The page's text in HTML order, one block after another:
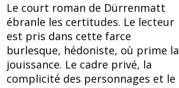
Le court roman de Dürrenmatt
ébranle les certitudes. Le lecteur
est pris dans cette farce
burlesque, hédoniste, où prime la
jouissance. Le cadre privé, la
complicité des personnages et le